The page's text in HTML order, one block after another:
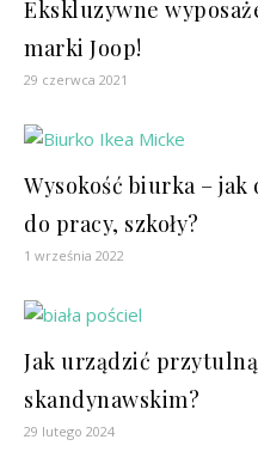
Ekskluzywne
marki Joop!
29 czerwca 2021
Wysokość biurka –
do pracy, szkoły?
1 września 2022
Jak urządzić
skandynawskim?
29 lutego 2024